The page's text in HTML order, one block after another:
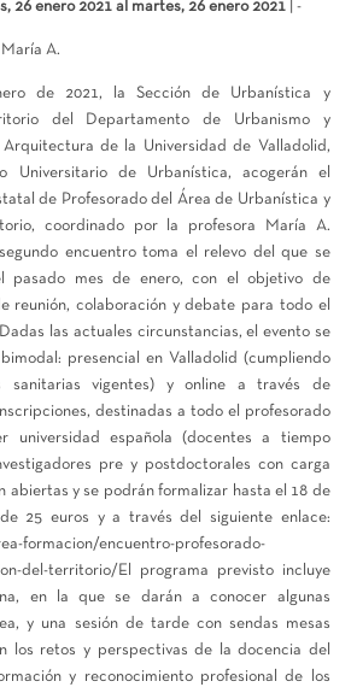
26 enero 2021 al martes, 26 enero 2021 | -
A.
de 2021, la Sección de Urbanística y
del Departamento de Urbanismo y
de la Universidad de Valladolid,
Universitario de Urbanística, acogerán el
de Profesorado del Área de Urbanística y
coordinado por la profesora María A.
encuentro toma el relevo del que se
pasado mes de enero, con el objetivo de
reunión, colaboración y debate para todo el
las actuales circunstancias, el evento se
presencial en Valladolid (cumpliendo
sanitarias vigentes) y online a través de
destinadas a todo el profesorado
universidad española (docentes a tiempo
pre y postdoctorales con carga
abiertas y se podrán formalizar hasta el 18 de
25 euros y a través del siguiente enlace:
formacion/encuentro-profesorado-
del-territorio/El programa previsto incluye
en la que se darán a conocer algunas
y una sesión de tarde con sendas mesas
los retos y perspectivas de la docencia del
y reconocimiento profesional de los